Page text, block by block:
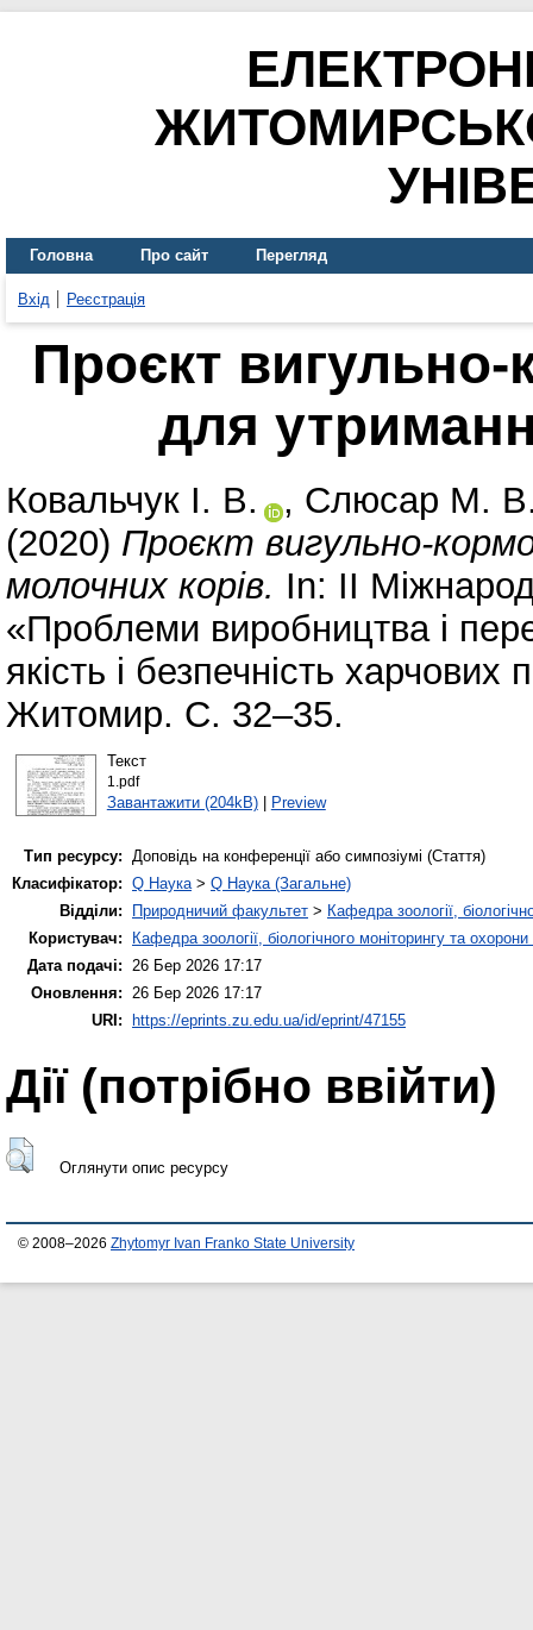
Головна Про сайт Перегляд
Вхід Реєстрація
Проєкт
для
Ковальчук І. В. , Слюсар М.
(2020) Проєкт вигульно-
молочних корів. In: ІІ
«Проблеми виробництва і
якість і безпечність
Житомир. С. 32–35.
Текст
1.pdf
Завантажити (204kB)| Preview
Тип ресурсу: Доповідь на конференції або симпозіумі (Стаття)
Класифікатор: Q Наука> Q Наука (Загальне)
Відділи:
Природничий факультет > Кафедра зоології,
Користувач:
Кафедра зоології, біологічного моніторингу та
Дата подачі: 26 Бер 2026 17:17
Оновлення: 26 Бер 2026 17:17
URI:
https://eprints.zu.edu.ua/id/eprint/47155
Дії ​​(потрібно ввійти)
Оглянути опис ресурсу
© 2008–2026 Zhytomyr Ivan Franko State University